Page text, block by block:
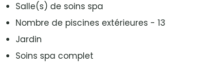
Salle(s) de soins spa
Nombre de piscines extérieures - 13
Jardin
Soins spa complet